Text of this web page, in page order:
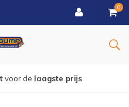
0
vanaf € 150